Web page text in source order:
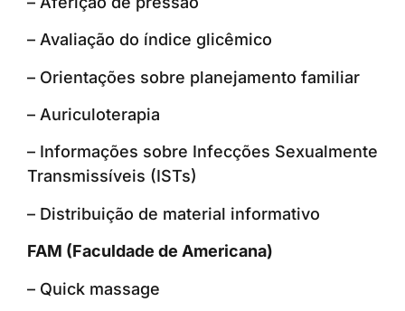
– Avaliação do índice glicêmico
– Orientações sobre planejamento familiar
– Auriculoterapia
– Informações sobre Infecções Sexualmente
Transmissíveis (ISTs)
– Distribuição de material informativo
FAM (Faculdade de Americana)
– Quick massage